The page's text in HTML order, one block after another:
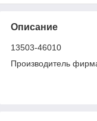
Описание
13503-46010
Производитель